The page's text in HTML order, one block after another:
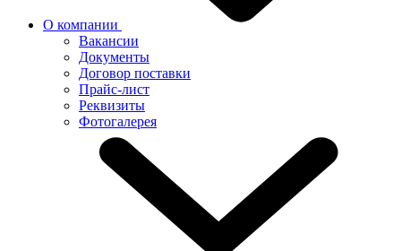
О компании
Вакансии
Документы
Договор поставки
Прайс-лист
Реквизиты
Фотогалерея